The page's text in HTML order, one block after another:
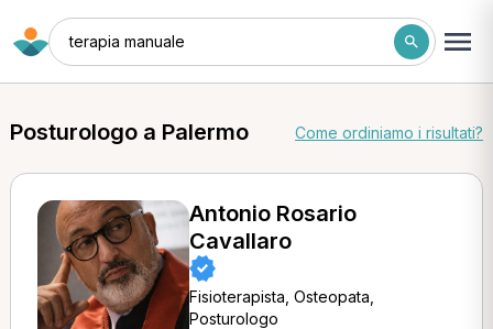
terapia manuale
Posturologo a Palermo Come ordiniamo i risultati?
Antonio Rosario
Cavallaro
Fisioterapista, Osteopata,
Posturologo